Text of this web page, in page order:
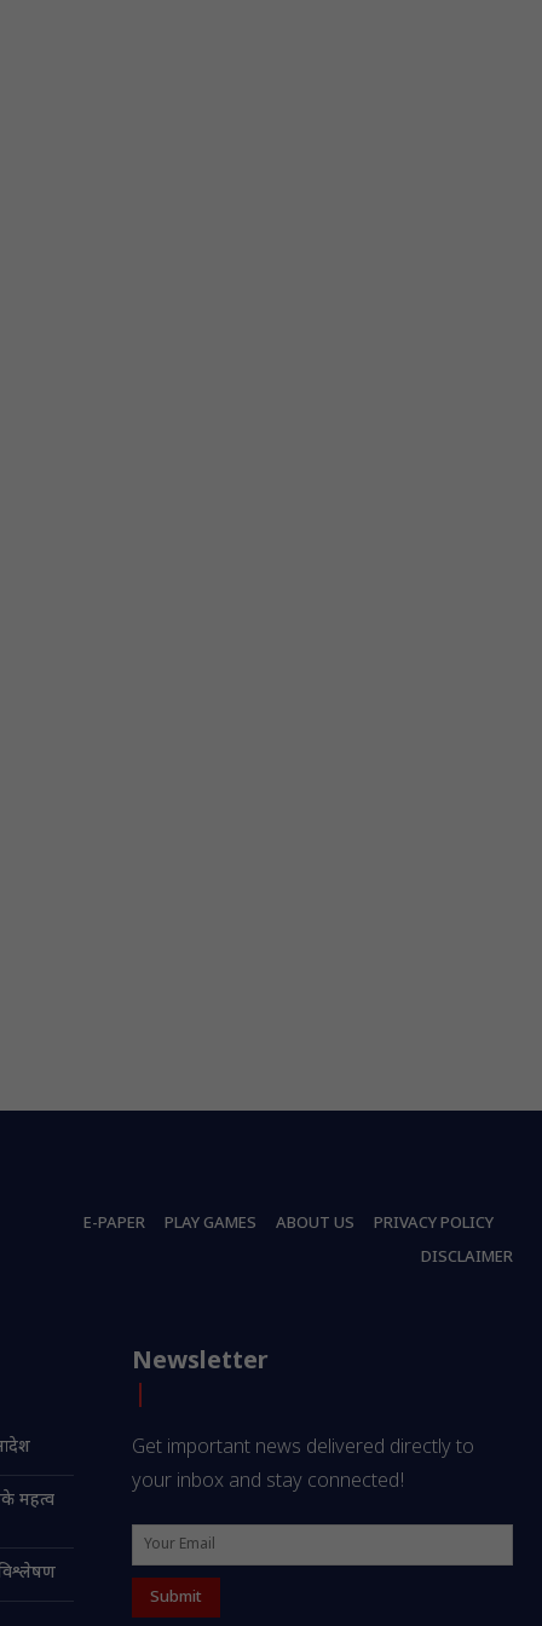
E-PAPER PLAY GAMES ABOUT US
PRIVACY POLICY
DISCLAIMER
महत्व
Newsletter
Get important news delivered directly to
your inbox and stay connected!